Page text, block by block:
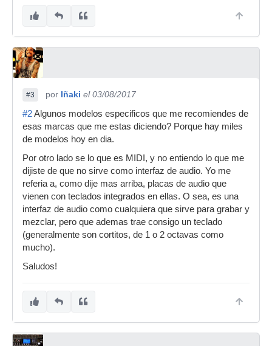
#3 por Iñaki el 03/08/2017
#2Algunos modelos especificos que me recomiendes de
esas marcas que me estas diciendo? Porque hay miles
de modelos hoy en dia.
Por otro lado se lo que es MIDI, y no entiendo lo que me
dijiste de que no sirve como interfaz de audio. Yo me
referia a, como dije mas arriba, placas de audio que
vienen con teclados integrados en ellas. O sea, es una
interfaz de audio como cualquiera que sirve para grabar y
mezclar, pero que ademas trae consigo un teclado
(generalmente son cortitos, de 1 o 2 octavas como
mucho).
Saludos!